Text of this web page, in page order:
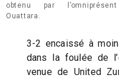
obtenu par
Ouattara.
3-2 encaissé à
dans la foulée de
venue de United